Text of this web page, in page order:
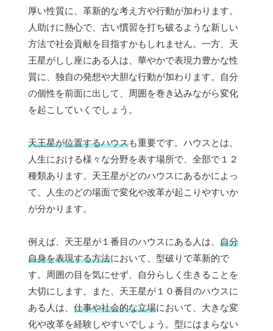
厚い性質に、革新的な考え方や行動が加わります。
人助けに熱心で、古い慣習を打ち破るような新しい
方法で社会貢献を目指すかもしれません。一方、天
王星がしし座にある人は、華やかで表現力豊かな性
質に、独自の発想や大胆な行動が加わります。自分
の個性を前面に出して、周囲を巻き込みながら変化
を起こしていくでしょう。
天王星が位置するハウスも重要です。ハウスとは、
人生における様々な分野を表す場所で、全部で１２
種類あります。天王星がどのハウスにあるかによっ
て、人生のどの場面で変化や改革が起こりやすいか
が分かります。
例えば、天王星が１番目のハウスにある人は、 自分
自身を表現する方法において、型破りで革新的で
す。周囲の目を気にせず、自分らしく生きることを
大切にします。また、天王星が１０番目のハウスに
ある人は、 仕事や社会的な立場において、大きな変
化や改革を経験しやすいでしょう。型にはまらない